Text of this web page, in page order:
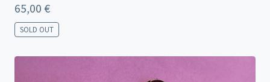
65,00 €
SOLD OUT